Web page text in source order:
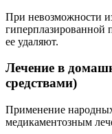
При невозможности
гиперплазированной
ее удаляют.
Лечение в
средствами)
Применение
медикаментозным